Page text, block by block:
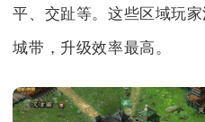
平、交趾等。这些区域玩
城带，升级效率最高。